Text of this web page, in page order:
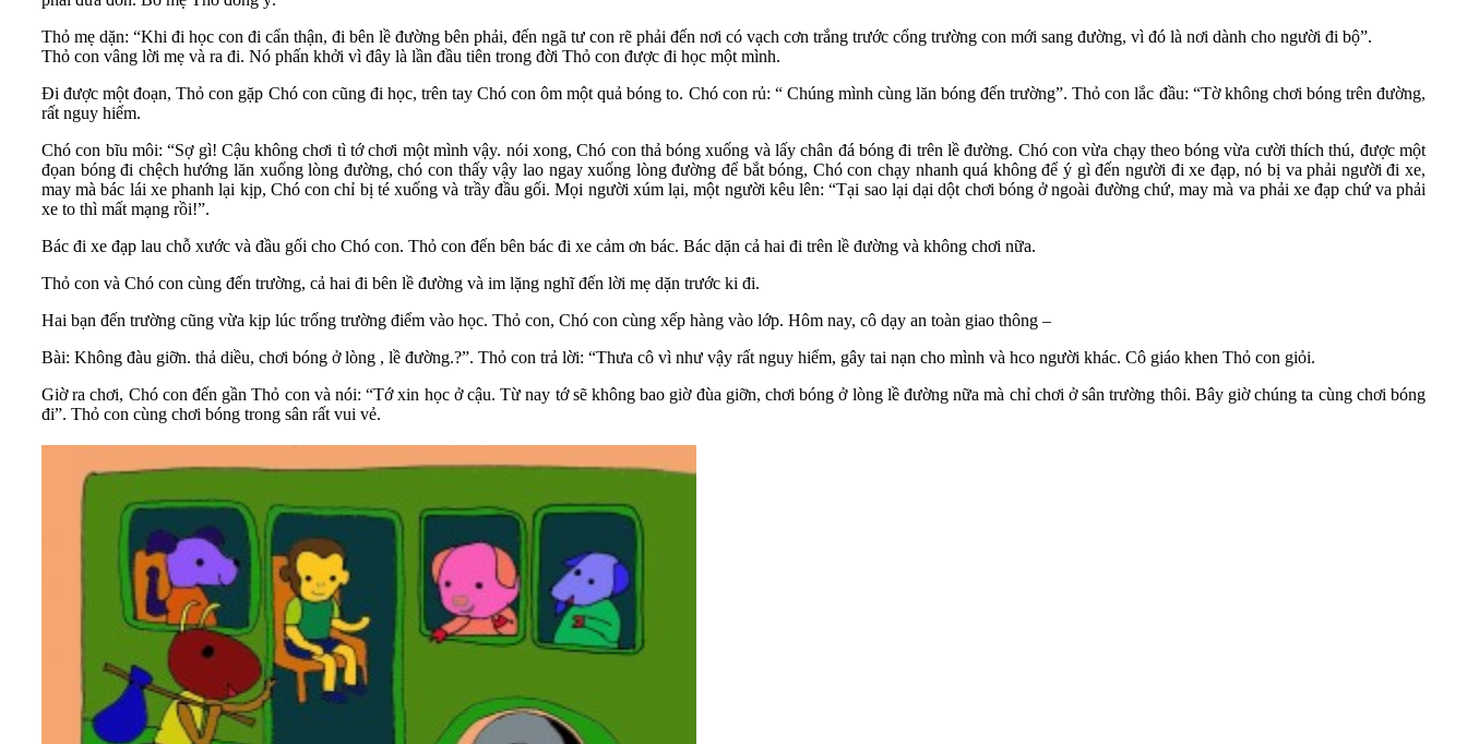
Thỏ mẹ dặn: “Khi đi học con đi cẩn thận, đi bên lề đường bên phải, đến ngã tư con rẽ phải đến nơi có vạch cơn trắng trước cổng trường con mới sang đường, vì đó là nơi dành cho người đi bộ”.
Thỏ con vâng lời mẹ và ra đi. Nó phấn khởi vì đây là lần đầu tiên trong đời Thỏ con được đi học một mình.
Đi được một đoạn, Thỏ con gặp Chó con cũng đi học, trên tay Chó con ôm một quả bóng to. Chó con rủ: “ Chúng mình cùng lăn bóng đến trường”. Thỏ con lắc đầu: “Tờ không chơi bóng trên đường,
rất nguy hiểm.
Chó con bĩu môi: “Sợ gì! Cậu không chơi tì tớ chơi một mình vậy. nói xong, Chó con thả bóng xuống và lấy chân đá bóng đi trên lề đường. Chó con vừa chạy theo bóng vừa cười thích thú, được một
đọan bóng đi chệch hướng lăn xuống lòng đường, chó con thấy vậy lao ngay xuống lòng đường để bắt bóng, Chó con chạy nhanh quá không để ý gì đến người đi xe đạp, nó bị va phải người đi xe,
may mà bác lái xe phanh lại kịp, Chó con chỉ bị té xuống và trầy đầu gối. Mọi người xúm lại, một người kêu lên: “Tại sao lại dại dột chơi bóng ở ngoài đường chứ, may mà va phải xe đạp chứ va phải
xe to thì mất mạng rồi!”.
Bác đi xe đạp lau chỗ xước và đầu gối cho Chó con. Thỏ con đến bên bác đi xe cảm ơn bác. Bác dặn cả hai đi trên lề đường và không chơi nữa.
Thỏ con và Chó con cùng đến trường, cả hai đi bên lề đường và im lặng nghĩ đến lời mẹ dặn trước ki đi.
Hai bạn đến trường cũng vừa kịp lúc trống trường điểm vào học. Thỏ con, Chó con cùng xếp hàng vào lớp. Hôm nay, cô dạy an toàn giao thông –
Bài: Không đàu giỡn. thả diều, chơi bóng ở lòng , lề đường.?”. Thỏ con trả lời: “Thưa cô vì như vậy rất nguy hiểm, gây tai nạn cho mình và hco người khác. Cô giáo khen Thỏ con giỏi.
Giờ ra chơi, Chó con đến gần Thỏ con và nói: “Tớ xin học ở cậu. Từ nay tớ sẽ không bao giờ đùa giỡn, chơi bóng ở lòng lề đường nữa mà chỉ chơi ở sân trường thôi. Bây giờ chúng ta cùng chơi bóng
đi”. Thỏ con cùng chơi bóng trong sân rất vui vẻ.